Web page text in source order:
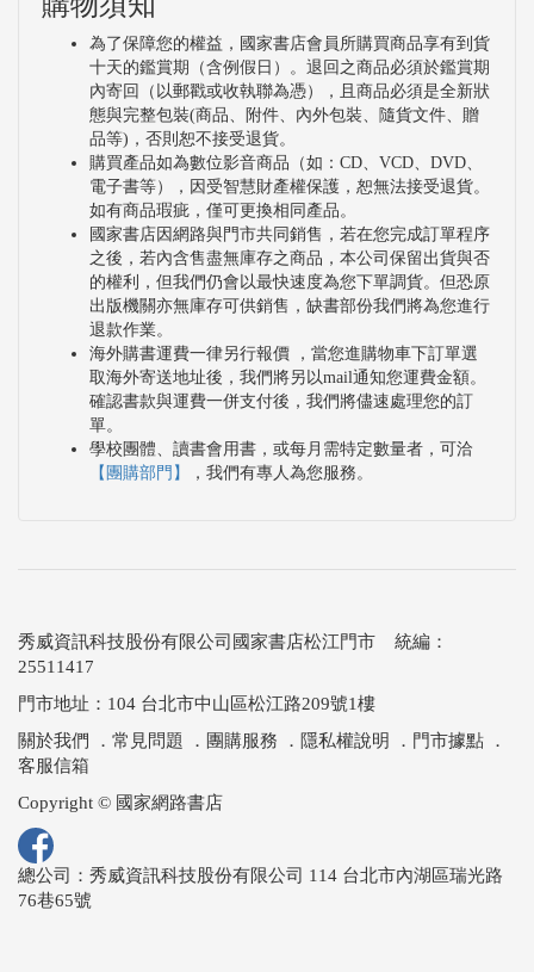
為了保障您的權益，國家書店會員所購買商品享有到貨
十天的鑑賞期（含例假日）。退回之商品必須於鑑賞期
內寄回（以郵戳或收執聯為憑），且商品必須是全新狀
態與完整包裝(商品、附件、內外包裝、隨貨文件、贈
品等)，否則恕不接受退貨。
購買產品如為數位影音商品（如：CD、VCD、DVD、
電子書等），因受智慧財產權保護，恕無法接受退貨。
如有商品瑕疵，僅可更換相同產品。
國家書店因網路與門市共同銷售，若在您完成訂單程序
之後，若內含售盡無庫存之商品，本公司保留出貨與否
的權利，但我們仍會以最快速度為您下單調貨。但恐原
出版機關亦無庫存可供銷售，缺書部份我們將為您進行
退款作業。
海外購書運費一律另行報價 ，當您進購物車下訂單選
取海外寄送地址後，我們將另以mail通知您運費金額。
確認書款與運費一併支付後，我們將儘速處理您的訂
單。
學校團體、讀書會用書，或每月需特定數量者，可洽
【團購部門】
，我們有專人為您服務。
秀威資訊科技股份有限公司國家書店松江門市 統編：
25511417
門市地址：104 台北市中山區松江路209號1樓
關於我們
． 常見問題 ． 團購服務 ． 隱私權說明 ． 門市據點 ．
客服信箱
Copyright © 國家網路書店
總公司：秀威資訊科技股份有限公司 114 台北市內湖區瑞光路
76巷65號